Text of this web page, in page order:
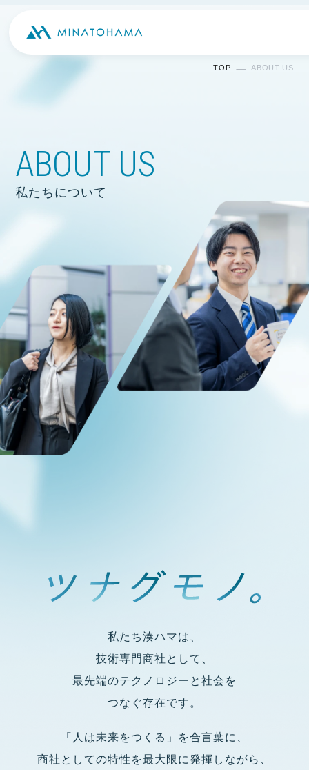
TOP ABOUT US
ABOUT US
私たちについて
私たち湊ハマは、
技術専門商社として、
最先端のテクノロジーと社会を
つなぐ存在です。
「人は未来をつくる」を合言葉に、
商社としての特性を最大限に発揮しながら、